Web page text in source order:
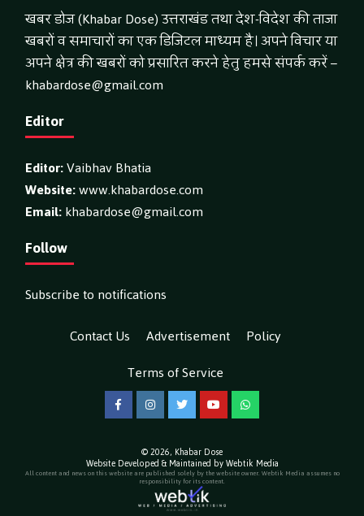
खबर डोज (Khabar Dose) उत्तराखंड तथा देश-विदेश की ताजा
खबरों व समाचारों का एक डिजिटल माध्यम है। अपने विचार या
अपने क्षेत्र की खबरों को प्रसारित करने हेतु हमसे संपर्क करें –
khabardose@gmail.com
Editor
Editor:Vaibhav Bhatia
Website:www.khabardose.com
Email:khabardose@gmail.com
Follow
Subscribe to notifications
Contact Us
Advertisement
Policy
Terms of Service
FacebookInstagramTwitterYouTubeWhatsApp
© 2026, Khabar Dose
Website Developed & Maintained by Webtik Media
All content and news on this website are published solely by the website owner. Webtik Media assumes no
responsibility for its content.